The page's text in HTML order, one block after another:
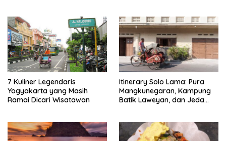
7 Kuliner Legendaris
Yogyakarta yang Masih
Ramai Dicari Wisatawan
Itinerary Solo Lama: Pura
Mangkunegaran, Kampung
Batik Laweyan, dan Jeda